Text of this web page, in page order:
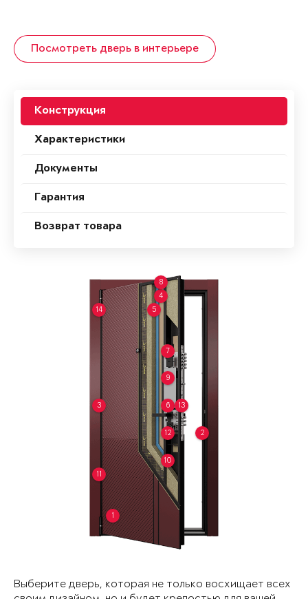
Посмотреть дверь в интерьере
Конструкция
Характеристики
Документы
Гарантия
Возврат товара
1
2
3
4
5
6
7
8
9
10
11
12
13
14
Выберите дверь, которая не только восхищает всех